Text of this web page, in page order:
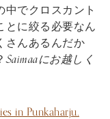
でクロスカント
とに絞る必要なん
さんあるんだか
Saimaaにお越しく
in Punkaharju.